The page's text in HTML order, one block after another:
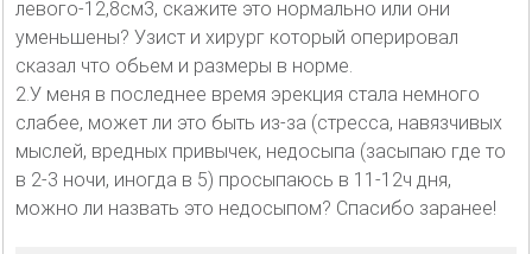
левого-12,8см3, скажите это нормально или они
уменьшены? Узист и хирург который оперировал
сказал что обьем и размеры в норме.
2.У меня в последнее время эрекция стала немного
слабее, может ли это быть из-за (стресса, навязчивых
мыслей, вредных привычек, недосыпа (засыпаю где то
в 2-3 ночи, иногда в 5) просыпаюсь в 11-12ч дня,
можно ли назвать это недосыпом? Спасибо заранее!